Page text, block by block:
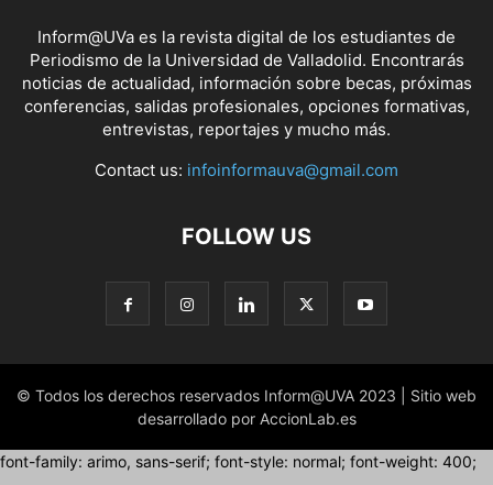
Inform@UVa es la revista digital de los estudiantes de
Periodismo de la Universidad de Valladolid. Encontrarás
noticias de actualidad, información sobre becas, próximas
conferencias, salidas profesionales, opciones formativas,
entrevistas, reportajes y mucho más.
Contact us: infoinformauva@gmail.com
FOLLOW US
© Todos los derechos reservados Inform@UVA 2023 | Sitio web
desarrollado por AccionLab.es
font-family: arimo, sans-serif; font-style: normal; font-weight: 400;